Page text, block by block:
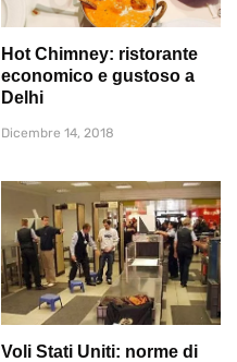
Hot Chimney: ristorante
economico e gustoso a
Delhi
Dicembre 14, 2018
Voli Stati Uniti: norme di